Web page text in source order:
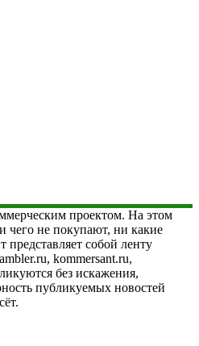
проектом. На этом
чего не покупают, ни какие
представляет собой ленту
kommersant.ru,
без искажения,
публикуемых новостей